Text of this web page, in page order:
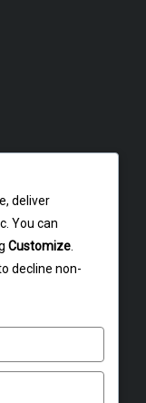
deliver
You can
Customize
decline non-